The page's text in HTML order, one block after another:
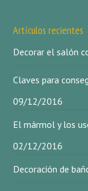
Artículos recientes
Decorar el salón
Claves para
09/12/2016
El mármol y los
02/12/2016
Decoración de